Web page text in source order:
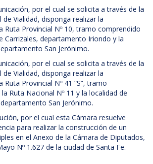
por el cual se solicita a través de la
de Vialidad, disponga realizar la
Ruta Provincial Nº 10, tramo comprendido
Carrizales, departamento Iriondo y la
San Jerónimo.
por el cual se solicita a través de la
de Vialidad, disponga realizar la
Provincial Nº 41 “S”, tramo
Ruta Nacional Nº 11 y la localidad de
San Jerónimo.
por el cual esta Cámara resuelve
para realizar la construcción de un
en el Anexo de la Cámara de Diputados,
Nº 1.627 de la ciudad de Santa Fe.